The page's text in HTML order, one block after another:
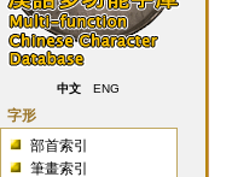
中文 ENG
字形
部首索引
筆畫索引